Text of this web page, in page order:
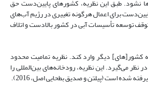
نشود. طبق این نظریه، کشورهای پایین‌دست حق
برای اعمال هرگونه تغییری در رژیم آب‌های
توسعه تأسیسات آبی در کشور بالادست و اتلاف
کشور[های] دیگر وارد کند. نظریه تمامیت محدود
می‌گیرد. این نظریه، رودخانه‌های بین‌المللی را
شده است (پیلتن و صدیق بطحایی اصل، 2016).